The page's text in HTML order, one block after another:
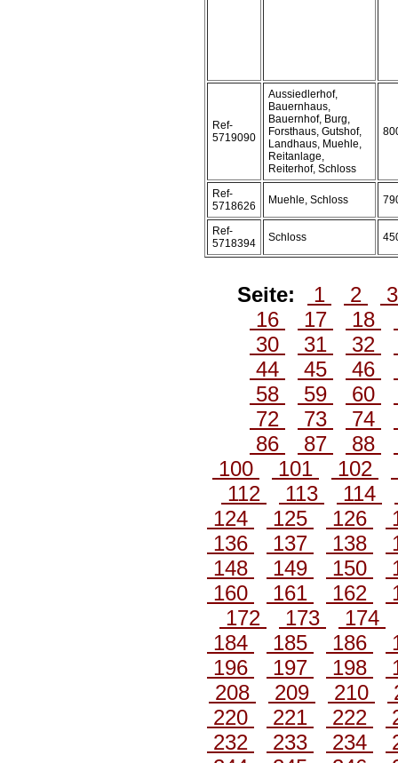
Ref-
5719090
Aussiedlerhof,
Bauernhaus,
Bauernhof, Burg,
Forsthaus, Gutshof,
Landhaus, Muehle,
Reitanlage,
Reiterhof, Schloss
Ref-
5718626
Muehle, Schloss
Ref-
5718394
Schloss
Seite: 1 2
16
17 18
30
31 32
44
45 46
58
59 60
72
73 74
86
87 88
100
101 102
112
113 114
124
125 126
136
137 138
148
149 150
160
161 162
172
173
174
184
185 186
196
197 198
208
209 210
220
221 222
232
233 234